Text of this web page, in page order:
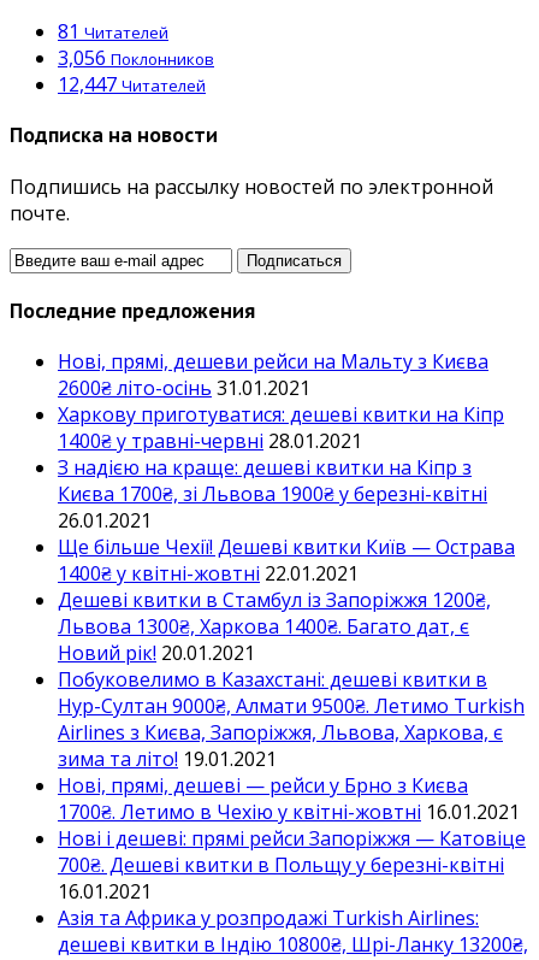
81 Читателей
3,056 Поклонников
12,447 Читателей
Подписка на новости
Подпишись на рассылку новостей по электронной
почте.
Последние предложения
Нові, прямі, дешеви рейси на Мальту з Києва
2600₴ літо-осінь 31.01.2021
Харкову приготуватися: дешеві квитки на Кіпр
1400₴ у травні-червні 28.01.2021
З надією на краще: дешеві квитки на Кіпр з
Києва 1700₴, зі Львова 1900₴ у березні-квітні
26.01.2021
Ще більше Чехії! Дешеві квитки Київ — Острава
1400₴ у квітні-жовтні 22.01.2021
Дешеві квитки в Стамбул із Запоріжжя 1200₴,
Львова 1300₴, Харкова 1400₴. Багато дат, є
Новий рік! 20.01.2021
Побуковелимо в Казахстані: дешеві квитки в
Нур-Султан 9000₴, Алмати 9500₴. Летимо Turkish
Airlines з Києва, Запоріжжя, Львова, Харкова, є
зима та літо! 19.01.2021
Нові, прямі, дешеві — рейси у Брно з Києва
1700₴. Летимо в Чехію у квітні-жовтні 16.01.2021
Нові і дешеві: прямі рейси Запоріжжя — Катовіце
700₴. Дешеві квитки в Польщу у березні-квітні
16.01.2021
Азія та Африка у розпродажі Turkish Airlines:
дешеві квитки в Індію 10800₴, Шрі-Ланку 13200₴,